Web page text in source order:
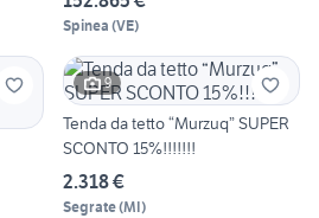
Spinea (VE)
9
Tenda da tetto “Murzuq” SUPER
SCONTO 15%!!!!!!!
2.318 €
Segrate(MI)